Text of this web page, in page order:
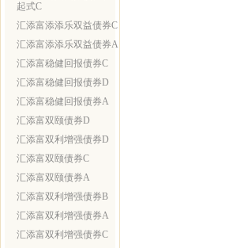
起式C
汇添富添添乐双益债券C
汇添富添添乐双益债券A
汇添富稳健回报债券C
汇添富稳健回报债券D
汇添富稳健回报债券A
汇添富双颐债券D
汇添富双利增强债券D
汇添富双颐债券C
汇添富双颐债券A
汇添富双利增强债券B
汇添富双利增强债券A
汇添富双利增强债券C